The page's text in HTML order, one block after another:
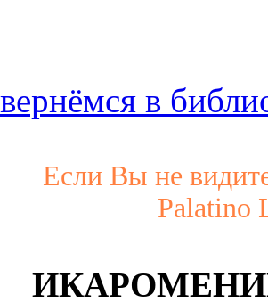
вернёмся в
Если Вы не
Palatino